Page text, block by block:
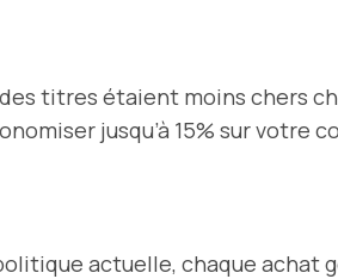
titres étaient moins chers
jusqu’à 15% sur votre
actuelle, chaque achat